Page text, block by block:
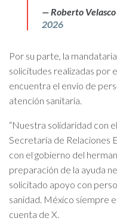
— Roberto Velasco
2026
Por su parte, la
solicitudes realizadas por
encuentra el envío de
atención sanitaria.
“Nuestra solidaridad con
Secretaría de Relaciones
con el gobierno del
preparación de la ayuda
solicitado apoyo con
sanidad. México siempre
cuenta de X.